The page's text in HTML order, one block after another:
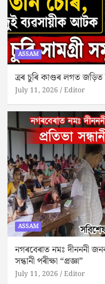
ASSAM
ত্ৰৰ চুৰি কাণ্ডৰ লগত
July 11, 2026 Editor
ASSAM
নগৰবেৰাত নমঃ দীনননী
সন্ধানী পৰীক্ষা “প্ৰজ্ঞা”
July 11, 2026 Editor